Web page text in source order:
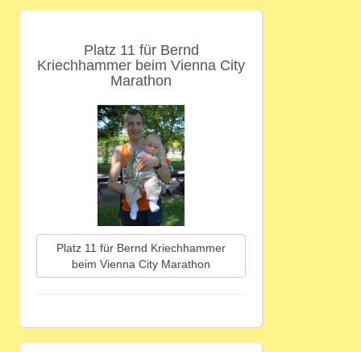
Platz 11 für Bernd
Kriechhammer beim Vienna City
Marathon
Platz 11 für Bernd Kriechhammer
beim Vienna City Marathon